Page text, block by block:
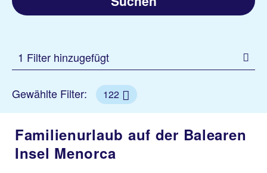
1 Filter hinzugefügt
Gewählte Filter: 122
Familienurlaub auf der Balearen
Insel Menorca